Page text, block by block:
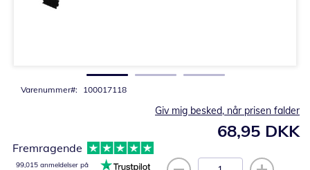
Varenummer 100017118
68,95 DKK
Giv mig besked, når prisen falder
Fremragende
99,015 anmeldelser på